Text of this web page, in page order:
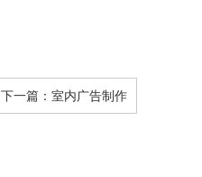
下一篇： 室内广告制作